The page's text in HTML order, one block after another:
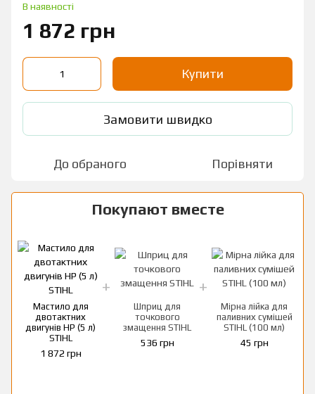
В наявності
1 872 грн
Купити
Замовити швидко
До обраного Порівняти
Покупают вместе
Мастило для
двотактних
двигунів HP (5 л)
STIHL
1 872 грн
Шприц для
точкового
змащення STIHL
536 грн
Мірна лійка для
паливних сумішей
STIHL (100 мл)
45 грн